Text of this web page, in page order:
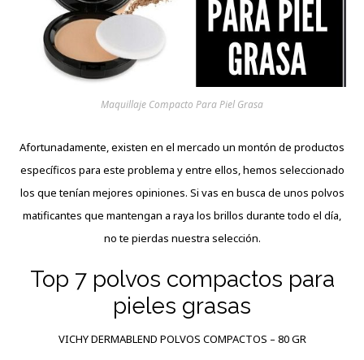
Maquillaje Compacto Para Piel Grasa
Afortunadamente, existen en el mercado un montón de productos
específicos para este problema y entre ellos, hemos seleccionado
los que tenían mejores opiniones. Si vas en busca de unos polvos
matificantes que mantengan a raya los brillos durantetodo el día,
no te pierdas nuestra selección.
Top 7 polvos compactos para
pieles grasas
VICHY DERMABLEND POLVOS COMPACTOS – 80 GR